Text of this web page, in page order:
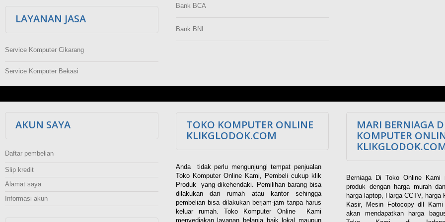
LAYANAN JASA
Service Komputer Cikarang
Service Komputer Bekasi
Bank BCA
Bank BNI
AKUN SAYA
Daftar pembelian
Slip kredit
Alamat saya
Informasi akun
TOKO KOMPUTER ONLINE
KLIKGLODOK.COM
Anda tidak perlu mengunjungi tempat penjualan
Toko Komputer Online Kami, Pembeli cukup klik
Produk yang dikehendaki. Pemilihan barang bisa
dilakukan dari rumah atau kantor sehingga
pembelian bisa dilakukan berjam-jam tanpa harus
keluar rumah. Toko Komputer Online Kami
menyediakan layanan belanja baik lokal maupun
MARI BERNIAGA
KOMPUTER
Berniaga Di Toko Online Kami
produk dengan harga murah
harga laptop, Harga CCTV, harga
Kasir, Mesin Fotocopy dll Kami
akan mendapatkan harga